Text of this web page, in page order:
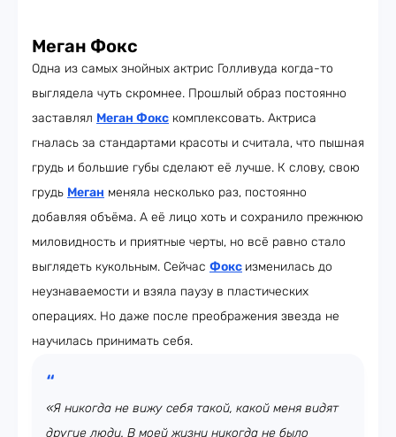
Меган Фокс
Одна из самых знойных актрис Голливуда когда-то
выглядела чуть скромнее. Прошлый образ постоянно
заставлял Меган Фокс комплексовать. Актриса
гналась за стандартами красоты и считала, что пышная
грудь и большие губы сделают её лучше. К слову, свою
грудь Меган меняла несколько раз, постоянно
добавляя объёма. А её лицо хоть и сохранило прежнюю
миловидность и приятные черты, но всё равно стало
выглядеть кукольным. Сейчас Фокс изменилась до
неузнаваемости и взяла паузу в пластических
операциях. Но даже после преображения звезда не
научилась принимать себя.
«Я никогда не вижу себя такой, какой меня видят
другие люди. В моей жизни никогда не было